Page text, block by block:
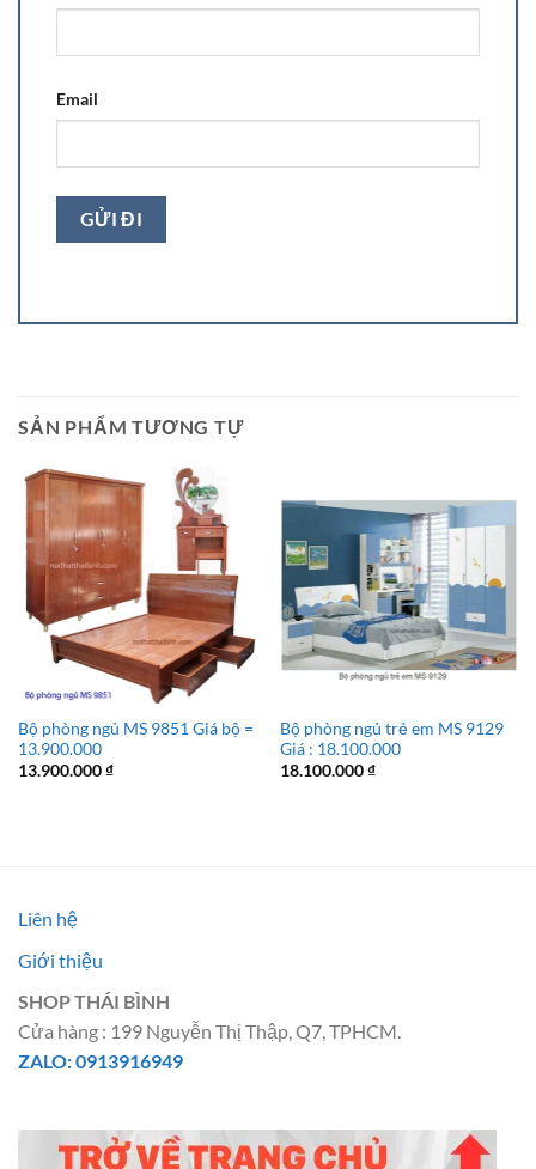
Email
SẢN PHẨM TƯƠNG TỰ
Bộ phòng ngủ MS 9851 Giá bộ =
13.900.000
13.900.000₫
Bộ phòng ngủ trẻ em MS 9129
Giá : 18.100.000
18.100.000₫
Liên hệ
Giới thiệu
SHOP THÁI BÌNH
Cửa hàng : 199 Nguyễn Thị Thập, Q7, TPHCM.
ZALO: 0913916949